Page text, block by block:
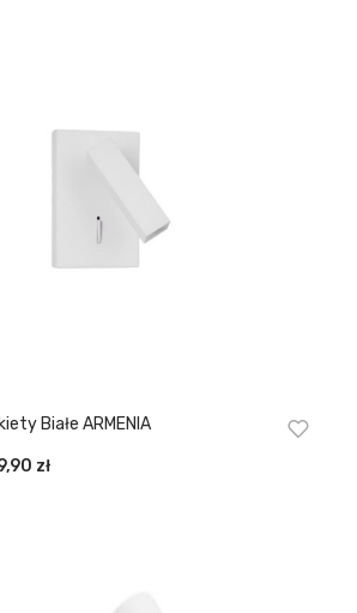
Białe ARMENIA
zł